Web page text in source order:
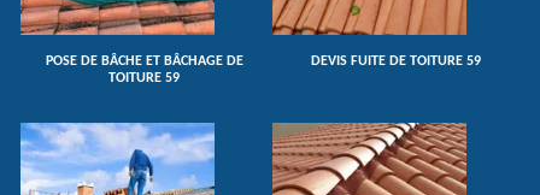
POSE DE BÂCHE ET BÂCHAGE DE
TOITURE 59
DEVIS FUITE DE TOITURE 59